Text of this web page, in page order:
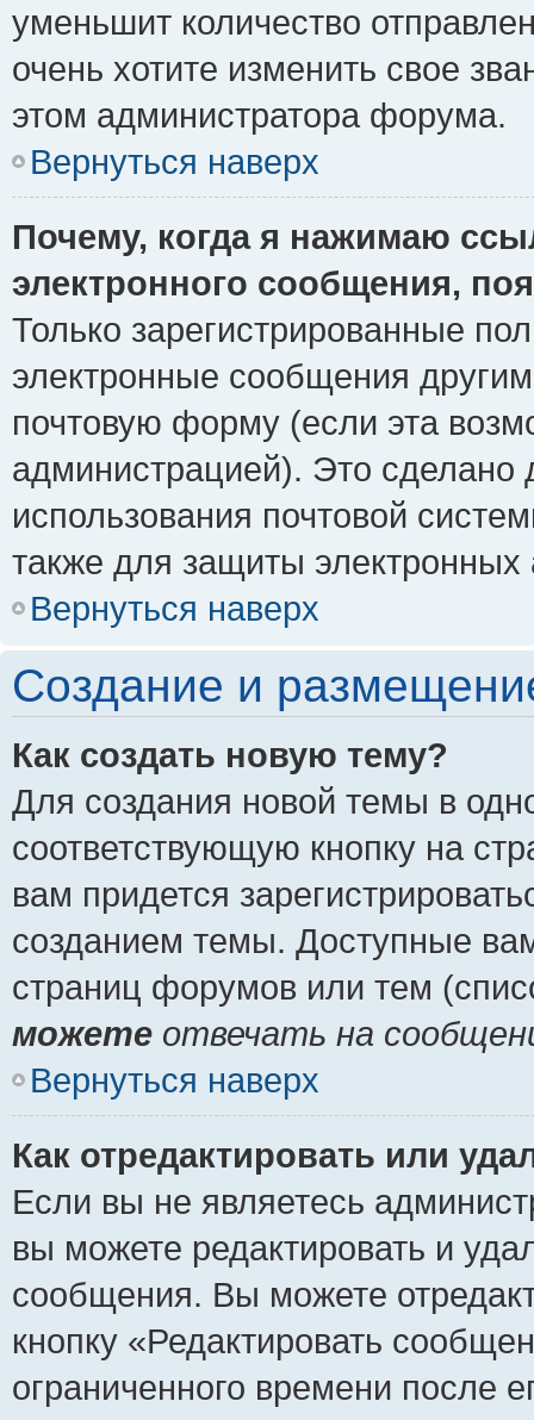
уменьшит количество
очень хотите изменить свое
этом администратора форума.
Вернуться наверх
Почему, когда я нажимаю
электронного сообщения,
Только зарегистрированные
электронные сообщения
почтовую форму (если эта
администрацией). Это сделано
использования почтовой
также для защиты электронных
Вернуться наверх
Создание и
Как создать новую тему?
Для создания новой темы в
соответствующую кнопку на
вам придется
созданием темы. Доступные
страниц форумов или тем
можете отвечать на
Вернуться наверх
Как отредактировать или
Если вы не являетесь
вы можете редактировать и
сообщения. Вы можете
кнопку «Редактировать
ограниченного времени после